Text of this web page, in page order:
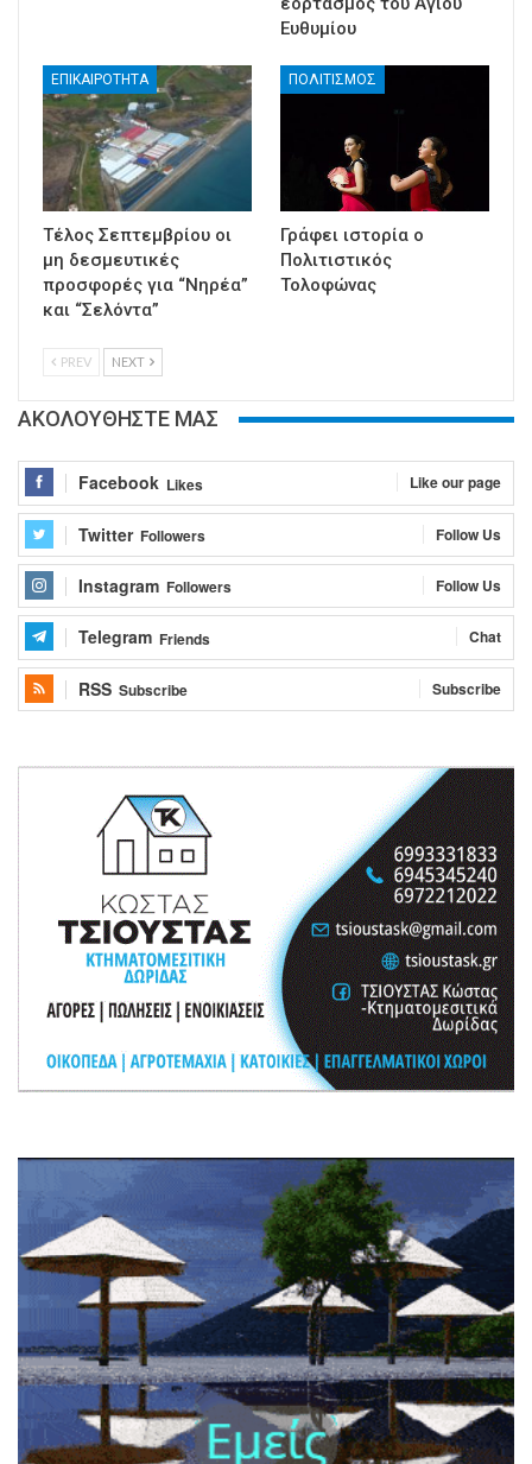
Ευθυμίου
ΕΠΙΚΑΙΡΟΤΗΤΑ
Τέλος Σεπτεμβρίου οι
μη δεσμευτικές
προσφορές για “Νηρέα”
και “Σελόντα”
ΠΟΛΙΤΙΣΜΟΣ
Γράφει ιστορία ο
Πολιτιστικός
Τολοφώνας
PREV NEXT
ΑΚΟΛΟΥΘΗΣΤΕ ΜΑΣ
Facebook Likes Like our page
Twitter Followers Follow Us
Instagram Followers Follow Us
Telegram Friends Chat
RSS Subscribe Subscribe